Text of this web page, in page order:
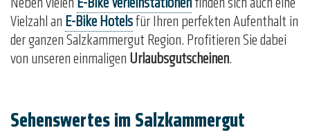
Vielzahl an E-Bike Hotelsfür Ihren perfekten Aufenthalt in
der ganzen Salzkammergut Region. Profitieren Sie dabei
von unseren einmaligen Urlaubsgutscheinen.
Sehenswertes im Salzkammergut